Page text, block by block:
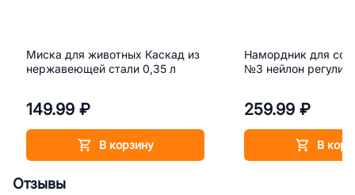
Миска для животных Каскад из
нержавеющей стали 0,35 л
149.99 ₽
В корзину
Намордник для
№3 нейлон
259.99 ₽
В
Отзывы